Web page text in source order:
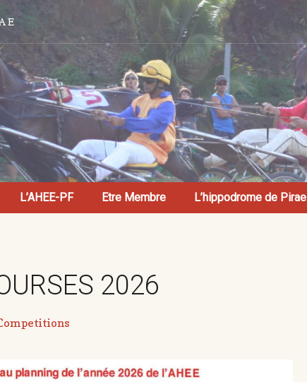
L’AHEE-PF Etre Membre L’hippodrome de Pirae
2026